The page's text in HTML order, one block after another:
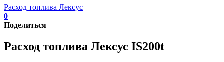
Расход топлива Лексус
0
Поделиться
Расход топлива Лексус IS200t